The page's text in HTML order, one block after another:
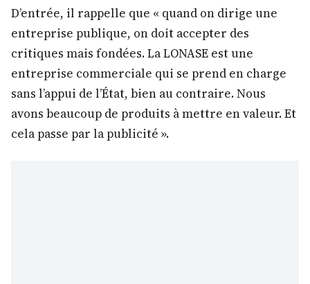
D’entrée, il rappelle que « quand on dirige une
entreprise publique, on doit accepter des
critiques mais fondées. La LONASE est une
entreprise commerciale qui se prend en charge
sans l’appui de l’État, bien au contraire. Nous
avons beaucoup de produits à mettre en valeur. Et
cela passe par la publicité ».